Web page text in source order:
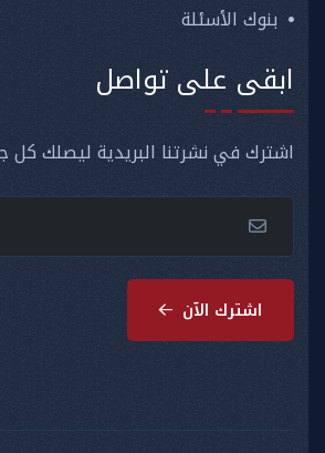
بنوك الأسئلة
ابقى على تواصل
اشترك في نشرتنا البريدية ليصلك كل
اشترك الآن